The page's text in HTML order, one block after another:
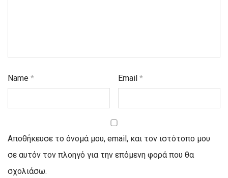
Name * Email*
Αποθήκευσε το όνομά μου, email, και τον ιστότοπο μου
σε αυτόν τον πλοηγό για την επόμενη φορά που θα
σχολιάσω.